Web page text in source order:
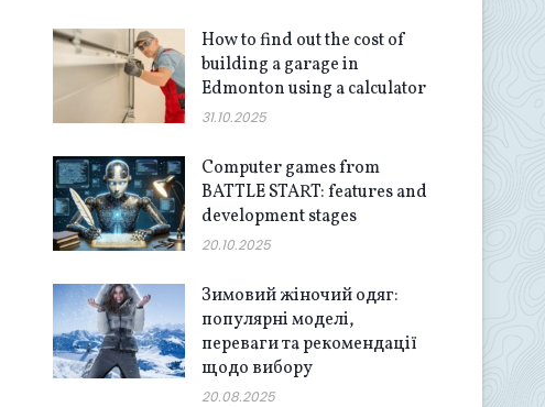
How to find out the cost of
building a garage in
Edmonton using a calculator
31.10.2025
Computer games from
BATTLE START: features and
development stages
20.10.2025
Зимовий жіночий одяг:
популярні моделі,
переваги та рекомендації
щодо вибору
20.08.2025